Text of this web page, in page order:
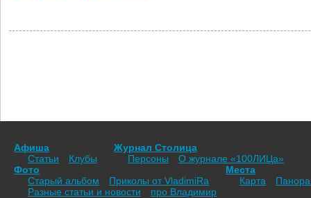
Афиша
Статьи
Клубы
Журнал Столица
Персоны
О журнале «100ЛИЦа»
Фото
Старый альбом
Приколы от VladimiRа
Места
Карта
Разные статьи и новости
про Владимир